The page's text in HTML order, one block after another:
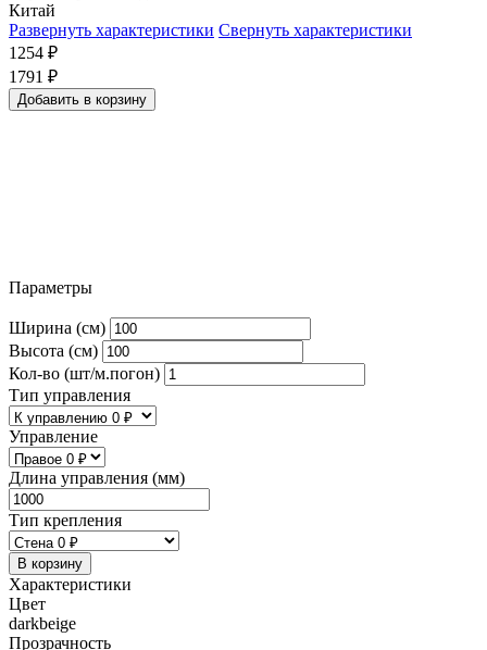
Китай
Развернуть характеристики Свернуть характеристики
1254 ₽
1791 ₽
Добавить в корзину
Параметры
Ширина (см)
Высота (см)
Кол-во (шт/м.погон)
Тип управления
Управление
Длина управления (мм)
Тип крепления
В корзину
Характеристики
Цвет
darkbeige
Прозрачность